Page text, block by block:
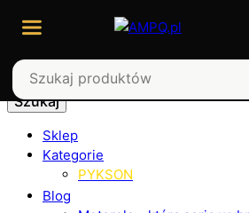
Szukaj
Sklep
Kategorie
PYKSON
Blog